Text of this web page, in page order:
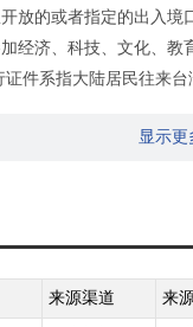
放的或者指定的出入
经济、科技、文化、
件系指大陆居民往来
显示更
来源渠道 来